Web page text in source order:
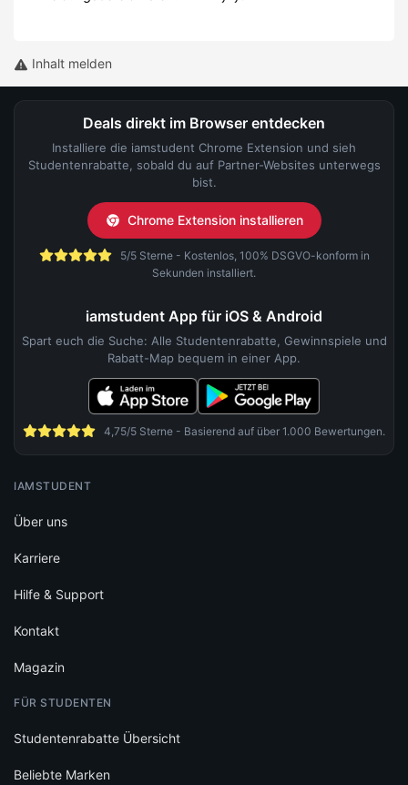
Inhalt melden
Deals direkt im Browser entdecken
Installiere die iamstudent Chrome Extension und sieh
Studentenrabatte, sobald du auf Partner-Websites unterwegs
bist.
Chrome Extension installieren
5/5 Sterne - Kostenlos, 100% DSGVO-konform in
Sekunden installiert.
iamstudent App für iOS & Android
Spart euch die Suche: Alle Studentenrabatte, Gewinnspiele und
Rabatt-Map bequem in einer App.
4,75/5 Sterne - Basierend auf über 1.000 Bewertungen.
IAMSTUDENT
Über uns
Karriere
Hilfe & Support
Kontakt
Magazin
FÜR STUDENTEN
Studentenrabatte Übersicht
Beliebte Marken